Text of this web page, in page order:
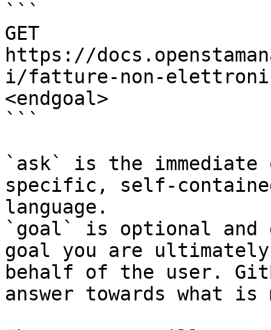
```
GET
https://
i/fatture-non-
<endgoal>
```
`ask` is the
specific, self-
language.
`goal` is optional and
goal you are
behalf of the user.
answer towards what